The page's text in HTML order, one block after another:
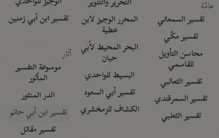
عامّة
تفسير السمعاني
تفسير مكّي
محاسن التأويل
للقاسمي
تفسير الثعالبي
تفسير السمرقندي
تفسير الثعلبي
التحرير والتنوير
المحرر الوجيز لابن
عطية
البحر المحيط لأبي
حيان
البسيط للواحدي
تفسير أبي السعود
الكشاف للزمخشري
تفسير ابن أبي زمنين
آثار
موسوعة التفسير
المأثور
الدر المنثور
تفسير ابن أبي حاتم
تفسير مقاتل